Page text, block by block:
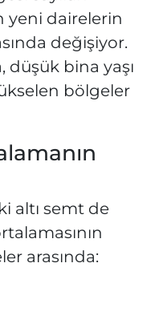
yeni dairelerin
değişiyor.
düşük bina yaşı
bölgeler
altı semt de
arasında: